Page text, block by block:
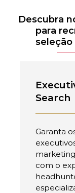
Descubra
para
seleção
Search
Garanta
com o